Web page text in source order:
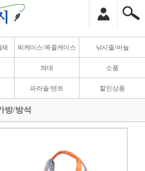
채 찌케이스/목줄케이스 낚시줄/바늘
좌대 소품
파라솔/텐트 할인상품
방/방석